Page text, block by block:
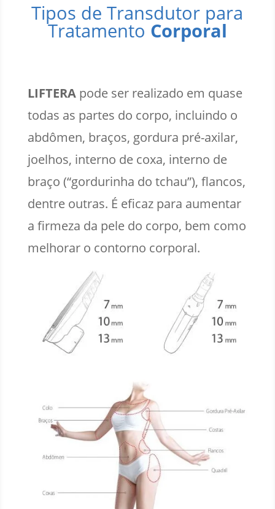
Tipos de Transdutor para
Tratamento Corporal
LIFTERApode ser realizado em quase
todas as partes do corpo, incluindo o
abdômen, braços, gordura pré-axilar,
joelhos, interno de coxa, interno de
braço (“gordurinha do tchau”), flancos,
dentre outras. É eficaz para aumentar
a firmeza da pele do corpo, bem como
melhorar o contorno corporal.